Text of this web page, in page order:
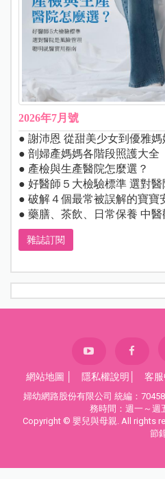
2026年7月號
● 謝沛恩 從甜美少女到優雅媽
● 剖婦產媽媽各階段照護大全
● 產檢與生產醫院怎麼選？
● 好醫師５大檢驗標準 選對
● 破解４個最常被誤解的寶寶
● 藥膳、茶飲、日常保養 中
雜誌訂閱
網站地圖 隱私權說明 客
婦幼網路股份有限公司 統編：
務時間：週一～週
Copyright © 嬰兒與母親. All rights
節